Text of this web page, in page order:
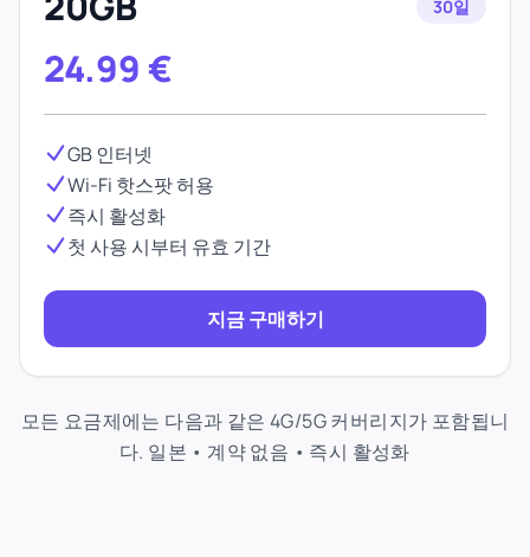
30일
24.99 €
GB 인터넷
Wi-Fi 핫스팟 허용
즉시 활성화
첫 사용 시부터 유효 기간
지금 구매하기
모든 요금제에는 다음과 같은 4G/5G 커버리지가 포함됩니
다. 일본 • 계약 없음 • 즉시 활성화